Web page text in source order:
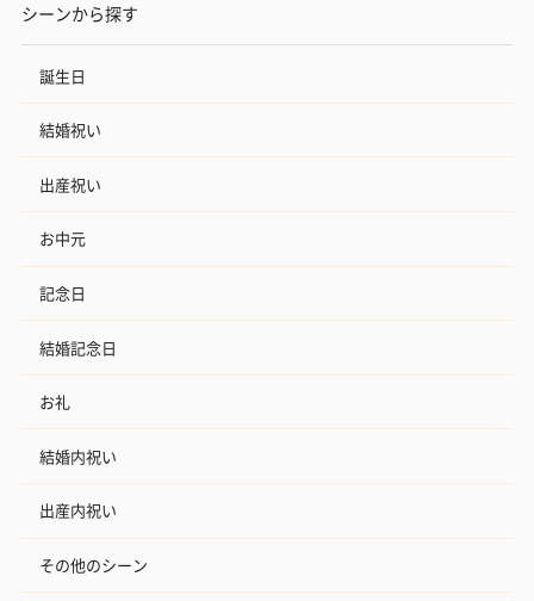
ンク）（1,760円）
キャンドル・お香
キャンドル・お香を同梱してお届けいたします。
フラッグカプセル：イ
（END）（880円）
シーンから探す
誕生日
結婚祝い
出産祝い
お中元
記念日
結婚記念日
お礼
結婚内祝い
出産内祝い
その他のシーン